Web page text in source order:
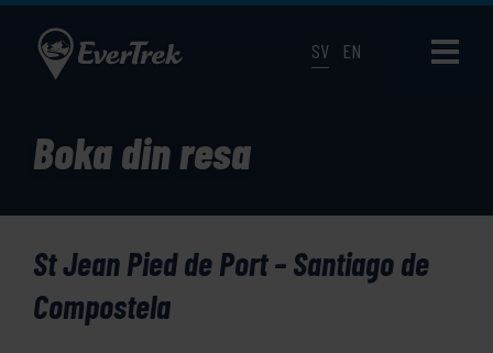
SV EN
Boka din resa
St Jean Pied de Port – Santiago de
Compostela